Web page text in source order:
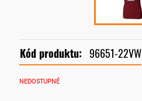
Kód produktu: 96651-22VW
NEDOSTUPNÉ